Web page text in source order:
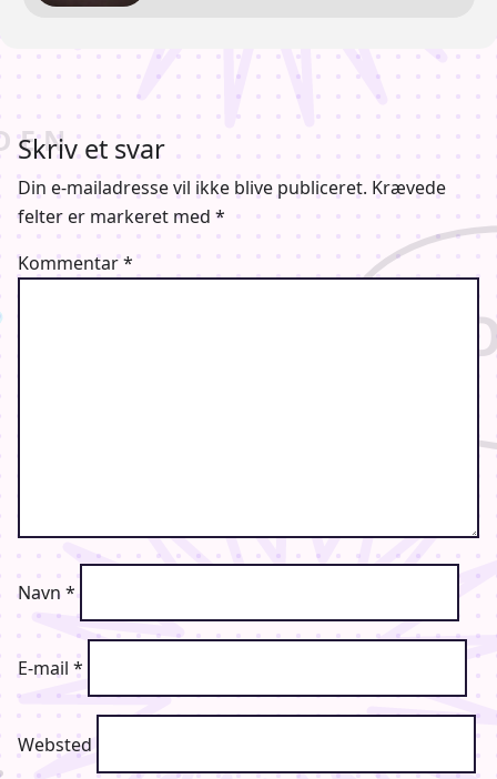
Skriv et svar
Din e-mailadresse vil ikke blive publiceret. Krævede
felter er markeret med *
Kommentar*
Navn *
E-mail *
Websted